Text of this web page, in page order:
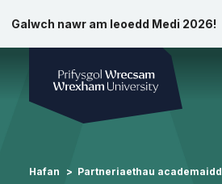
Galwch nawr am leoedd Medi 2026!
Hafan Partneriaethau academaidd